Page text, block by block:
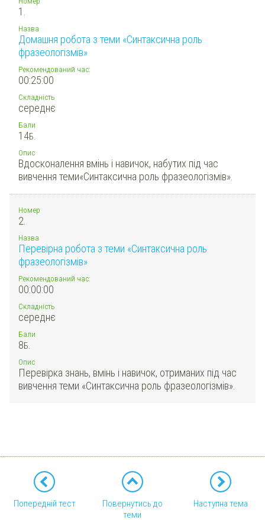
1.
Назва
Домашня робота з теми «Синтаксична роль
фразеологізмів»
Рекомендований час:
00:25:00
Складність
середнє
Бали
14Б.
Опис
Вдосконалення вмінь і навичок, набутих під час
вивчення теми«Синтаксична роль фразеологізмів».
Номер
2.
Назва
Перевірна робота з теми «Синтаксична роль
фразеологізмів»
Рекомендований час:
00:00:00
Складність
середнє
Бали
8Б.
Опис
Перевірка знань, вмінь і навичок, отриманих під час
вивчення теми «Синтаксична роль фразеологізмів».
Попередній тест
Повернутись до
теми
Наступна тема